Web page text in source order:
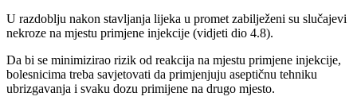
U razdoblju nakon stavljanja lijeka u promet zabilježeni su slučajevi
nekroze na mjestu primjene injekcije (vidjeti dio 4.8).
Da bi se minimizirao rizik od reakcija na mjestu primjene injekcije,
bolesnicima treba savjetovati da primjenjuju aseptičnu tehniku
ubrizgavanja i svaku dozu primijene na drugo mjesto.